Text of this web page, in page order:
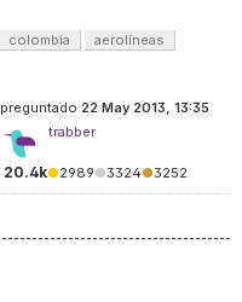
colombia aerolíneas
preguntado 22 May 2013, 13:35
trabber
20.4k●2989●3324●3252